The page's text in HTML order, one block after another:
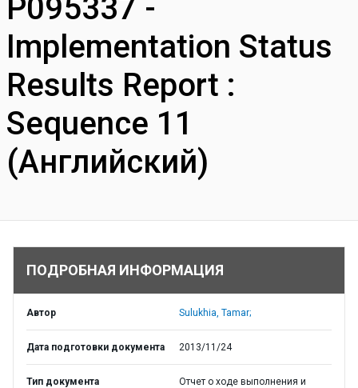
P095337 -
Implementation Status
Results Report :
Sequence 11
(Английский)
ПОДРОБНАЯ ИНФОРМАЦИЯ
Автор Sulukhia, Tamar;
Дата подготовки документа 2013/11/24
Тип документа
Отчет о ходе выполнения и